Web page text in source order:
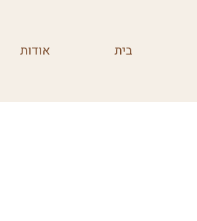
בית אודות